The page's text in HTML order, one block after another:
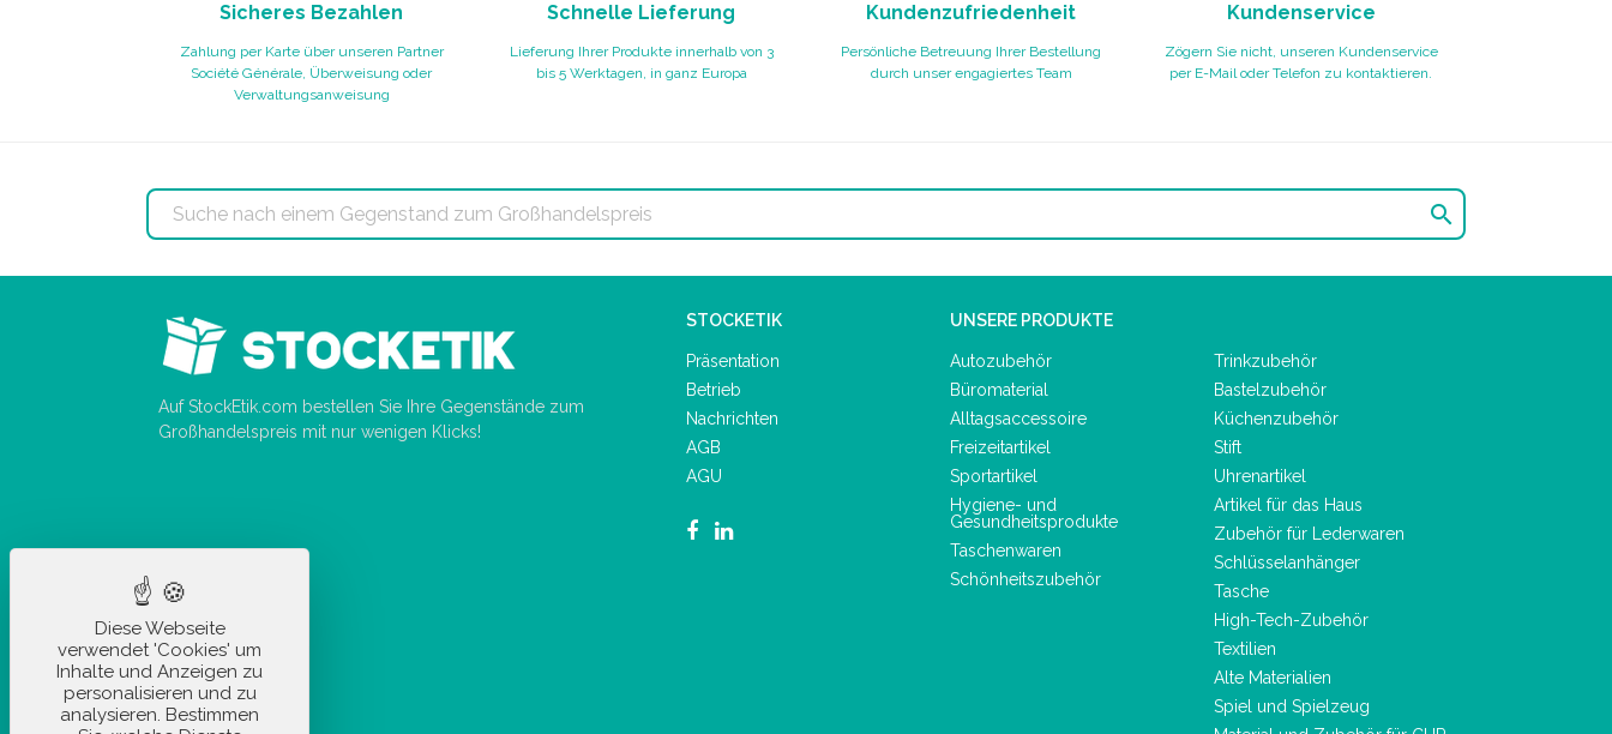
Sicheres Bezahlen
Zahlung per Karte über unseren Partner
Société Générale, Überweisung oder
Verwaltungsanweisung
Schnelle Lieferung
Lieferung Ihrer Produkte innerhalb von 3
bis 5 Werktagen, in ganz Europa
Kundenzufriedenheit
Persönliche Betreuung Ihrer Bestellung
durch unser engagiertes Team
Kundenservice
Zögern Sie nicht, unseren Kundenservice
per E-Mail oder Telefon zu kontaktieren.

Auf StockEtik.com bestellen Sie Ihre Gegenstände zum
Großhandelspreis mit nur wenigen Klicks!
STOCKETIK
Präsentation
Betrieb
Nachrichten
AGB
AGU
UNSERE PRODUKTE
Autozubehör
Büromaterial
Alltagsaccessoire
Freizeitartikel
Sportartikel
Hygiene- und
Gesundheitsprodukte
Taschenwaren
Schönheitszubehör
Trinkzubehör
Bastelzubehör
Küchenzubehör
Stift
Uhrenartikel
Artikel für das Haus
Zubehör für Lederwaren
Schlüsselanhänger
Tasche
High-Tech-Zubehör
Textilien
Alte Materialien
Spiel und Spielzeug
Diese Webseite
verwendet 'Cookies' um
Inhalte und Anzeigen zu
personalisieren und zu
analysieren. Bestimmen